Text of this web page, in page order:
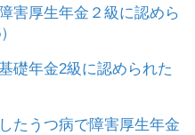
害厚生年金２級に認めら
礎年金2級に認められた
たうつ病で障害厚生年金